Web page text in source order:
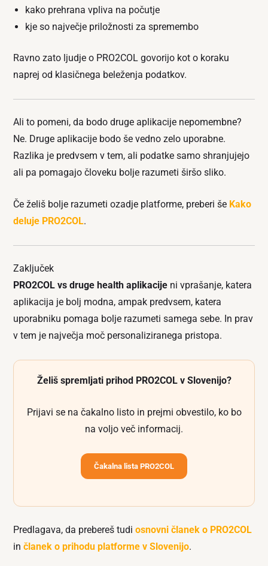
kako prehrana vpliva na počutje
kje so največje priložnosti za spremembo
Ravno zato ljudje o PRO2COL govorijo kot o koraku
naprej od klasičnega beleženja podatkov.
Ali to pomeni, da bodo druge aplikacije nepomembne?
Ne. Druge aplikacije bodo še vedno zelo uporabne.
Razlika je predvsem v tem, ali podatke samo shranjujejo
ali pa pomagajo človeku bolje razumeti širšo sliko.
Če želiš bolje razumeti ozadje platforme, preberi še Kako
deluje PRO2COL.
Zaključek
PRO2COL vs druge health aplikacije ni vprašanje, katera
aplikacija je bolj modna, ampak predvsem, katera
uporabniku pomaga bolje razumeti samega sebe. In prav
v tem je največja moč personaliziranega pristopa.
Želiš spremljati prihod PRO2COL v Slovenijo?
Prijavi se na čakalno listo in prejmi obvestilo, ko bo
na voljo več informacij.
Čakalna lista PRO2COL
Predlagava, da prebereš tudiosnovni članek o PRO2COL
inčlanek o prihodu platforme v Slovenijo.